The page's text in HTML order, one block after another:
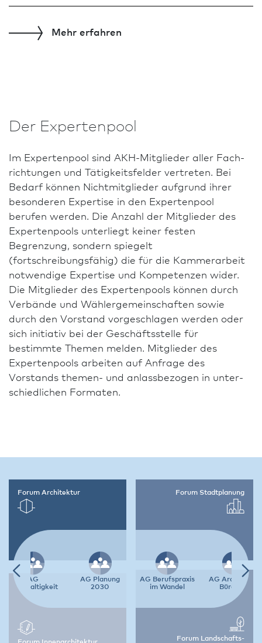
Mehr erfahren
Der Expertenpool
Im Expertenpool sind AKH-Mitglieder aller Fach­
richtungen und Tätigkeitsfelder vertreten. Bei
Bedarf können Nichtmitglieder auf­grund ihrer
besonderen Expertise in den Expertenpool
berufen werden. Die Anzahl der Mitglieder des
Expertenpools unterliegt keiner festen
Begrenzung, sondern spiegelt
(fortschreibungsfähig) die für die Kammerarbeit
notwendige Expertise und Kompetenzen wider.
Die Mitglieder des Expertenpools können durch
Ver­bände und Wählergemeinschaften sowie
durch den Vorstand vorgeschlagen werden oder
sich initiativ bei der Geschäfts­stelle für
bestimmte Themen melden. Mitglieder des
Expertenpools arbeiten auf Anfrage des
Vorstands themen- und anlassbezogen in unter­
schiedlichen Formaten.
ForumArchi­tektur Forum Stadt­planung
Forum Land­schafts­
AG
Nachhaltigkeit
AG Planung
2030
AG Berufs­praxis
im Wandel
AG Architekt /
Büro 4.0